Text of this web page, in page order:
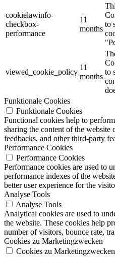
cookielawinfo-
checkbox-
performance
11
months
to
viewed_cookie_policy
11
months
to
Funktionale Cookies
Funktionale Cookies
Functional cookies help to
sharing the content of the website
feedbacks, and other third-party
Performance Cookies
Performance Cookies
Performance cookies are used to
performance indexes of the
better user experience for the
Analyse Tools
Analyse Tools
Analytical cookies are used to
the website. These cookies help
number of visitors, bounce rate,
Cookies zu Marketingzwecken
Cookies zu Marketingzwecken